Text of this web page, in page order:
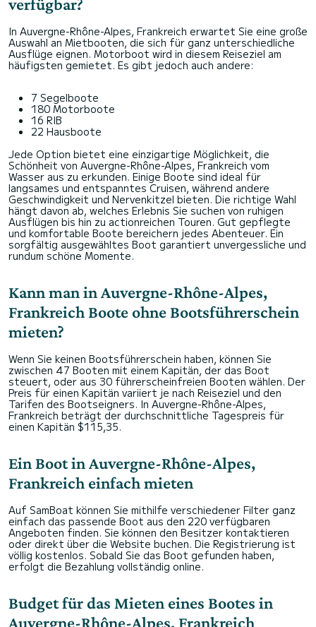
In Auvergne-Rhône-Alpes, Frankreich erwartet Sie eine große
Auswahl an Mietbooten, die sich für ganz unterschiedliche
Ausflüge eignen. Motorboot wird in diesem Reiseziel am
häufigsten gemietet. Es gibt jedoch auch andere:
7 Segelboote
180 Motorboote
16 RIB
22 Hausboote
Jede Option bietet eine einzigartige Möglichkeit, die
Schönheit von Auvergne-Rhône-Alpes, Frankreich vom
Wasser aus zu erkunden. Einige Boote sind ideal für
langsames und entspanntes Cruisen, während andere
Geschwindigkeit und Nervenkitzel bieten. Die richtige Wahl
hängt davon ab, welches Erlebnis Sie suchen von ruhigen
Ausflügen bis hin zu actionreichen Touren. Gut gepflegte
und komfortable Boote bereichern jedes Abenteuer. Ein
sorgfältig ausgewähltes Boot garantiert unvergessliche und
rundum schöne Momente.
Kann man in Auvergne-Rhône-Alpes,
Frankreich Boote ohne Bootsführerschein
mieten?
Wenn Sie keinen Bootsführerschein haben, können Sie
zwischen 47 Booten mit einem Kapitän, der das Boot
steuert, oder aus 30 führerscheinfreien Booten wählen. Der
Preis für einen Kapitän variiert je nach Reiseziel und den
Tarifen des Bootseigners. In Auvergne-Rhône-Alpes,
Frankreich beträgt der durchschnittliche Tagespreis für
einen Kapitän $115,35.
Ein Boot in Auvergne-Rhône-Alpes,
Frankreich einfach mieten
Auf SamBoat können Sie mithilfe verschiedener Filter ganz
einfach das passende Boot aus den 220 verfügbaren
Angeboten finden. Sie können den Besitzer kontaktieren
oder direkt über die Website buchen. Die Registrierung ist
völlig kostenlos. Sobald Sie das Boot gefunden haben,
erfolgt die Bezahlung vollständig online.
Budget für das Mieten eines Bootes in
Auvergne-Rhône-Alpes, Frankreich